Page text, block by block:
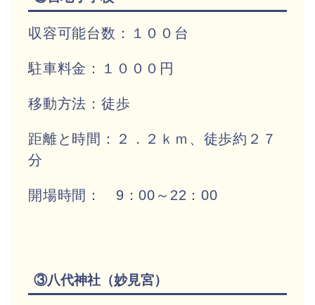
収容可能台数：１００台
駐車料金：１０００円
移動方法：徒歩
距離と時間：２．２ｋｍ、徒歩約２７
分
開場時間： 9：00～22：00
③八代神社（妙見宮）